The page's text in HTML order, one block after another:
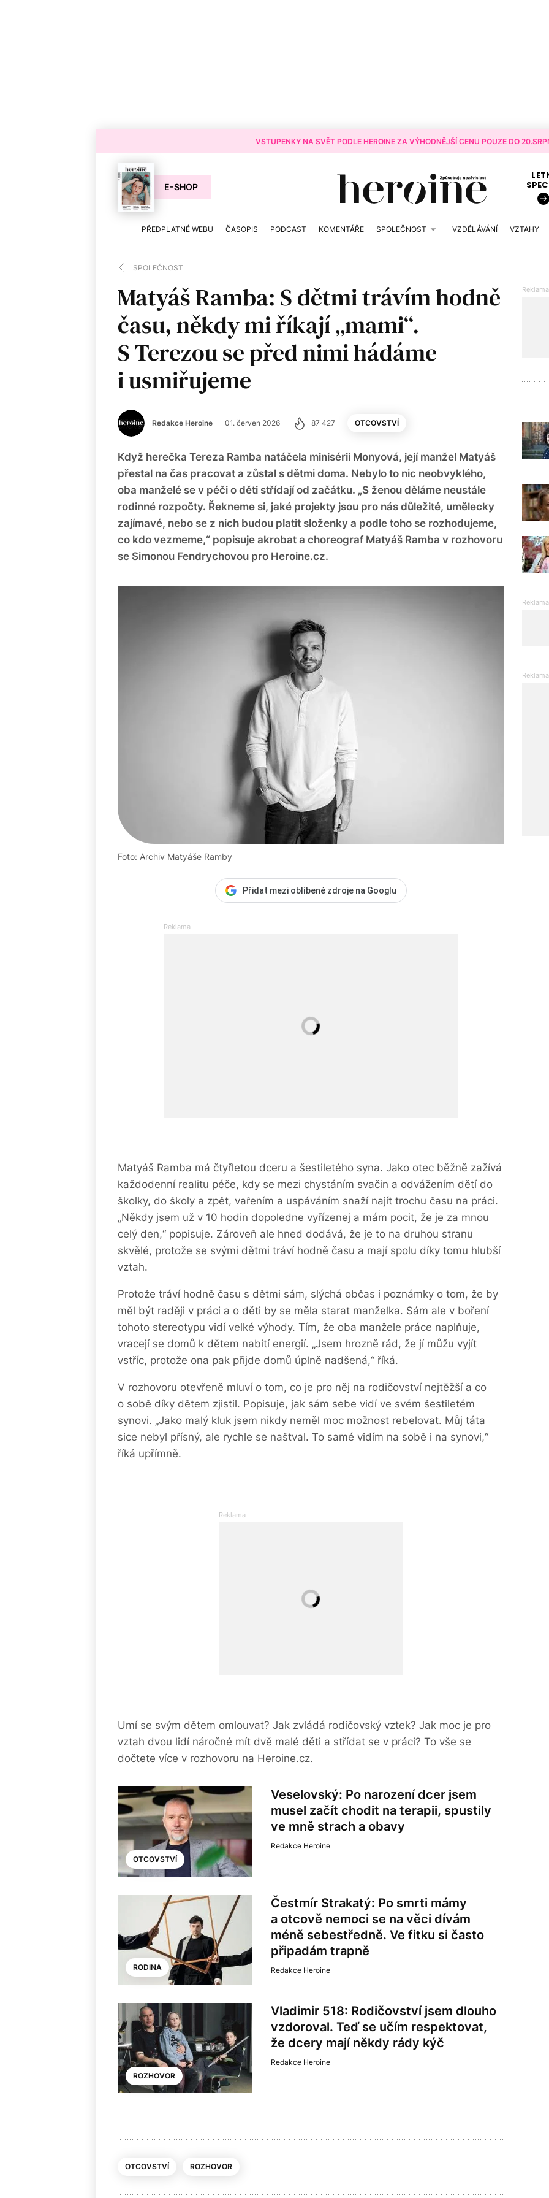
VSTUPENKY NA SVĚT PODLE HEROINE ZA VÝHODNĚJŠÍ CENU POUZE DO
E-SHOP
PŘEDPLATNÉ WEBU ČASOPIS PODCAST KOMENTÁŘE SPOLEČNOST VZDĚLÁVÁNÍ VZTAHY
SPOLEČNOST
Matyáš Ramba: S dětmi trávím hodně
času, někdy mi říkají „mami“.
S Terezou se před nimi hádáme
i usmiřujeme
Redakce Heroine 01. červen 2026 87 427 OTCOVSTVÍ
Když herečka Tereza Ramba natáčela minisérii Monyová, její manžel Matyáš
přestal na čas pracovat a zůstal s dětmi doma. Nebylo to nic neobvyklého,
oba manželé se v péči o děti střídají od začátku. „S ženou děláme neustále
rodinné rozpočty. Řekneme si, jaké projekty jsou pro nás důležité, umělecky
zajímavé, nebo se z nich budou platit složenky a podle toho se rozhodujeme,
co kdo vezmeme,“ popisuje akrobat a choreograf Matyáš Ramba v rozhovoru
se Simonou Fendrychovou pro Heroine.cz.
Foto: Archiv Matyáše Ramby
Přidat mezi oblíbené zdroje na Googlu
Matyáš Ramba má čtyřletou dceru a šestiletého syna. Jako otec běžně zažívá
každodenní realitu péče, kdy se mezi chystáním svačin a odvážením dětí do
školky, do školy a zpět, vařením a uspáváním snaží najít trochu času na práci.
„Někdy jsem už v 10 hodin dopoledne vyřízenej a mám pocit, že je za mnou
celý den,“ popisuje. Zároveň ale hned dodává, že je to na druhou stranu
skvělé, protože se svými dětmi tráví hodně času a mají spolu díky tomu hlubší
vztah.
Protože tráví hodně času s dětmi sám, slýchá občas i poznámky o tom, že by
měl být raději v práci a o děti by se měla starat manželka. Sám ale v boření
tohoto stereotypu vidí velké výhody. Tím, že oba manžele práce naplňuje,
vracejí se domů k dětem nabití energií. „Jsem hrozně rád, že jí můžu vyjít
vstříc, protože ona pak přijde domů úplně nadšená,“ říká.
V rozhovoru otevřeně mluví o tom, co je pro něj na rodičovství nejtěžší a co
o sobě díky dětem zjistil. Popisuje, jak sám sebe vidí ve svém šestiletém
synovi. „Jako malý kluk jsem nikdy neměl moc možnost rebelovat. Můj táta
sice nebyl přísný, ale rychle se naštval. To samé vidím na sobě i na synovi,“
říká upřímně.
Umí se svým dětem omlouvat? Jak zvládá rodičovský vztek? Jak moc je pro
vztah dvou lidí náročné mít dvě malé děti a střídat se v práci? To vše se
dočtete více v rozhovoru na Heroine.cz.
OTCOVSTVÍ
Veselovský: Po narození dcer jsem
musel začít chodit na terapii, spustily
ve mně strach a obavy
Redakce Heroine
RODINA
Čestmír Strakatý: Po smrti mámy
a otcově nemoci se na věci dívám
méně sebestředně. Ve fitku si často
připadám trapně
Redakce Heroine
ROZHOVOR
Vladimir 518: Rodičovství jsem dlouho
vzdoroval. Teď se učím respektovat,
že dcery mají někdy rády kýč
Redakce Heroine
OTCOVSTVÍ ROZHOVOR